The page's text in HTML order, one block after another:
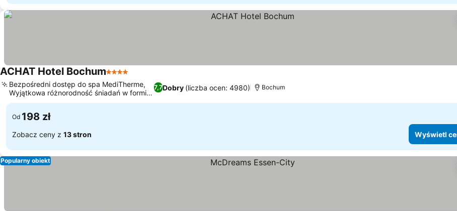
ACHAT Hotel Bochum4 Kategoria
7,7Dobry (liczba ocen: 4980)
Bezpośredni dostęp do spa MediTherme,
Wyjątkowa różnorodność śniadań w formie
bufetu
Bochum
Od 198 zł
Zobacz ceny z 13 stron Wyświetl
Popularny obiekt